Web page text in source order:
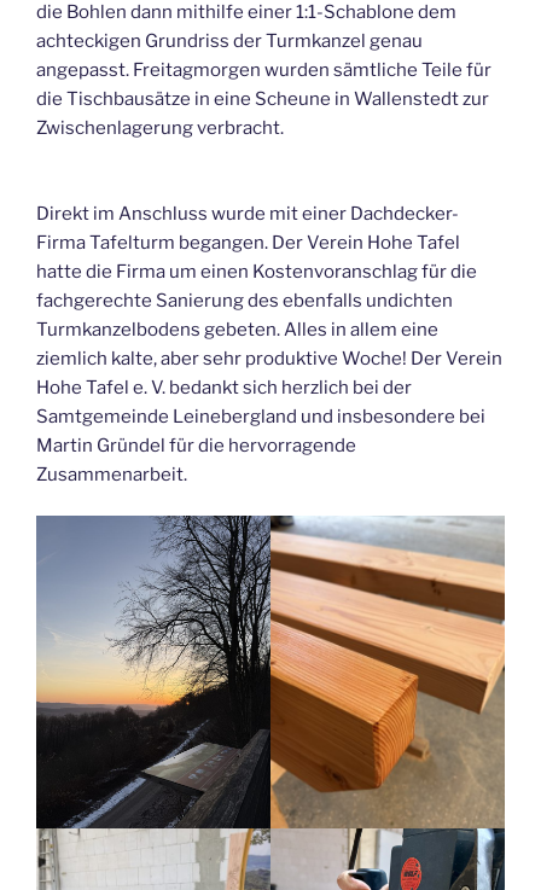
die Bohlen dann mithilfe einer 1:1-Schablone dem
achteckigen Grundriss der Turmkanzel genau
angepasst. Freitagmorgen wurden sämtliche Teile für
die Tischbausätze in eine Scheune in Wallenstedt zur
Zwischenlagerung verbracht.
Direkt im Anschluss wurde mit einer Dachdecker-
Firma Tafelturm begangen. Der Verein Hohe Tafel
hatte die Firma um einen Kostenvoranschlag für die
fachgerechte Sanierung des ebenfalls undichten
Turmkanzelbodens gebeten. Alles in allem eine
ziemlich kalte, aber sehr produktive Woche! Der Verein
Hohe Tafel e. V. bedankt sich herzlich bei der
Samtgemeinde Leinebergland und insbesondere bei
Martin Gründel für die hervorragende
Zusammenarbeit.